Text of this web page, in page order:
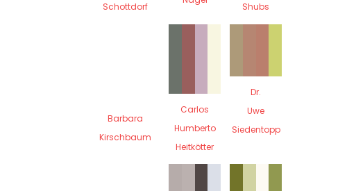
Schottdorf
Shubs
Barbara
Kirschbaum
Carlos
Humberto
Heitkötter
Dr.
Uwe
Siedentopp